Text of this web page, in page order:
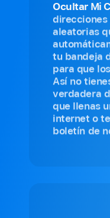
Ocultar Mi
direcciones
aleatorias
tu bandeja
para que
Así no
verdadera
que llenas
internet o
boletín de